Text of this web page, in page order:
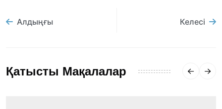
Алдыңғы Келесі
Қатысты Мақалалар